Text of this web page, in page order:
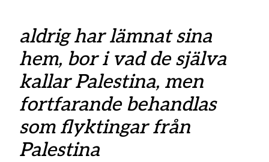
aldrig har lämnat sina
hem, bor i vad de själva
kallar Palestina, men
fortfarande behandlas
som flyktingar från
Palestina